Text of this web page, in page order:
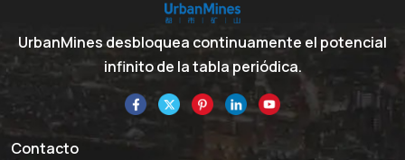
UrbanMines desbloquea continuamente el potencial
infinito de la tabla periódica.
Contacto